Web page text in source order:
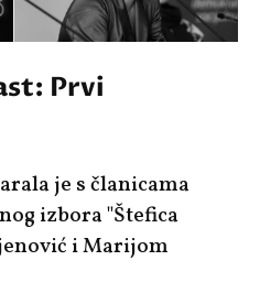
Prvi
je s članicama
izbora "Štefica
i Marijom